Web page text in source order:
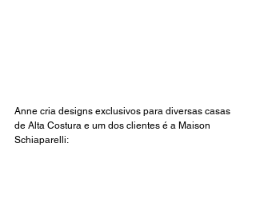
Anne cria designs exclusivos para diversas casas
de Alta Costura e um dos clientes é a Maison
Schiaparelli: